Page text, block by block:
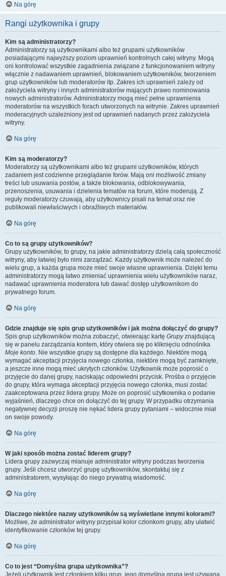
Na górę
Rangi użytkownika i grupy
Kim są administratorzy?
Administratorzy są użytkownikami albo też grupami użytkowników
posiadającymi najwyższy poziom uprawnień kontrolnych całej witryny. Mogą
oni kontrolować wszystkie zagadnienia związane z funkcjonowaniem witryny
włącznie z nadawaniem uprawnień, blokowaniem użytkowników, tworzeniem
grup użytkowników lub moderatorów itp. Zakres ich uprawnień zależy od
założyciela witryny i innych administratorów mających prawo nominowania
nowych administratorów. Administratorzy mogą mieć pełne uprawnienia
moderatorów na wszystkich forach utworzonych na witrynie. Zakres uprawnień
moderacyjnych uzależniony jest od uprawnień nadanych przez założyciela
witryny.
Na górę
Kim są moderatorzy?
Moderatorzy są użytkownikami albo też grupami użytkowników, których
zadaniem jest codzienne przeglądanie forów. Mają oni możliwość zmiany
treści lub usuwania postów, a także blokowania, odblokowywania,
przenoszenia, usuwania i dzielenia tematów na forum, które moderują. Z
reguły moderatorzy czuwają, aby użytkownicy pisali na temat oraz nie
publikowali niewłaściwych i obraźliwych materiałów.
Na górę
Co to są grupy użytkowników?
Grupy użytkowników, to grupy, na jakie administratorzy dzielą całą społeczność
witryny, aby łatwiej było nimi zarządzać. Każdy użytkownik może należeć do
wielu grup, a każda grupa może mieć swoje własne uprawnienia. Dzięki temu
administratorzy mogą łatwo zmieniać uprawnienia wielu użytkowników naraz,
nadawać uprawnienia moderatora lub dawać dostęp użytkownikom do
prywatnego forum.
Na górę
Gdzie znajduje się spis grup użytkowników i jak można dołączyć do grupy?
Spis grup użytkowników można zobaczyć, otwierając kartę Grupyznajdującą
się w panelu zarządzania kontem, który otwiera się po kliknięciu odnośnika
Moje konto. Nie wszystkie grupy są dostępne dla każdego. Niektóre mogą
wymagać akceptacji przyjęcia nowego członka, niektóre mogą być zamknięte,
a jeszcze inne mogą mieć ukrytych członków. Użytkownik może poprosić o
przyjęcie do danej grupy, naciskając odpowiedni przycisk. Prośba o przyjęcie
do grupy, która wymaga akceptacji przyjęcia nowego członka, musi zostać
zaakceptowana przez lidera grupy. Może on poprosić użytkownika o podanie
wyjaśnień, dlaczego chce on dołączyć do tej grupy. W przypadku otrzymania
negatywnej decyzji proszę nie nękać lidera grupy pytaniami – widocznie miał
on swoje powody.
Na górę
W jaki sposób można zostać liderem grupy?
Lidera grupy zazwyczaj mianuje administrator witryny podczas tworzenia
grupy. Jeśli chcesz utworzyć grupę użytkowników, skontaktuj się z
administratorem, wysyłając do niego prywatną wiadomość.
Na górę
Dlaczego niektóre nazwy użytkowników są wyświetlane innymi kolorami?
Możliwe, że administrator witryny przypisał kolor członkom grupy, aby ułatwić
identyfikowanie członków tej grupy.
Na górę
Co to jest “Domyślna grupa użytkownika”?
Jeżeli użytkownik jest członkiem kilku grup, jego domyślna grupa jest używana